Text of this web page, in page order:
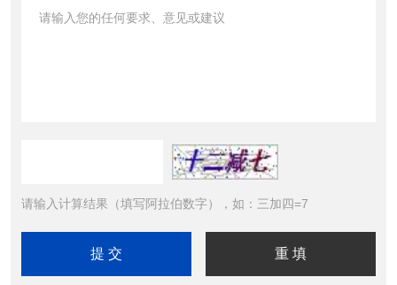
请输入计算结果（填写阿拉伯数字），如：三加四=7